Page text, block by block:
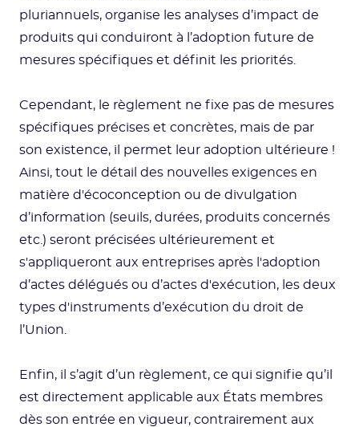
pluriannuels, organise les analyses d’impact de
produits qui conduiront à l’adoption future de
mesures spécifiques et définit les priorités.
Cependant, le règlement ne fixe pas de mesures
spécifiques précises et concrètes, mais de par
son existence, il permet leur adoption ultérieure !
Ainsi, tout le détail des nouvelles exigences en
matière d'écoconception ou de divulgation
d’information (seuils, durées, produits concernés
etc.) seront précisées ultérieurement et
s'appliqueront aux entreprises après l'adoption
d’actes délégués ou d’actes d'exécution, les deux
types d'instruments d’exécution du droit de
l’Union.
Enfin, il s’agit d’un règlement, ce qui signifie qu’il
est directement applicable aux États membres
dès son entrée en vigueur, contrairement aux